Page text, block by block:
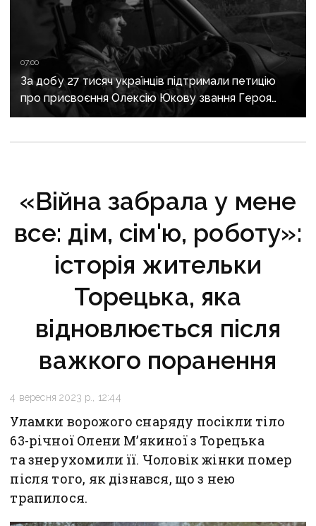
07:00
За добу 27 тисяч українців підтримали петицію
про присвоєння Олексію Юкову звання Героя
України посмертно
«Війна забрала у мене
все: дім, сім'ю, роботу»:
історія жительки
Торецька, яка
відновлюється після
важкого поранення
4 вересня 2023 р., 12:44
Уламки ворожого снаряду посікли тіло
63-річної Олени М’якиної з Торецька
та знерухомили її. Чоловік жінки помер
після того, як дізнався, що з нею
трапилося.